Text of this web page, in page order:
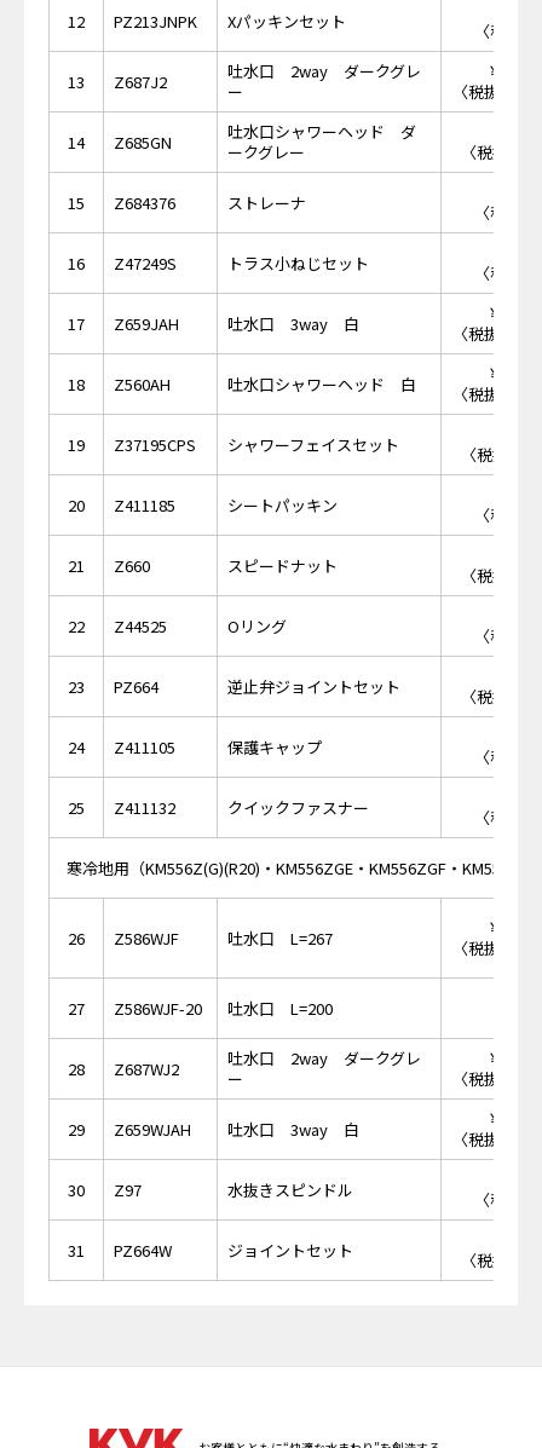
12 PZ213JNPK Xパッキンセット
〈税抜
13 Z687J2
吐水口 2way ダークグレ
ー
￥
〈税抜価格
14 Z685GN
吐水口シャワーヘッド ダ
ークグレー
〈税抜価
15 Z684376 ストレーナ
〈税抜
16 Z47249S トラス小ねじセット
〈税抜
17 Z659JAH 吐水口 3way 白
￥
〈税抜価格
18 Z560AH 吐水口シャワーヘッド 白
￥
〈税抜価格
19 Z37195CPS シャワーフェイスセット
〈税抜価
20 Z411185 シートパッキン
〈税抜
21 Z660 スピードナット
〈税抜価
22 Z44525 Oリング
〈税抜
23 PZ664 逆止弁ジョイントセット
〈税抜価
24 Z411105 保護キャップ
〈税抜
25 Z411132 クイックファスナー
〈税抜
寒冷地用（KM556Z(G)(R20)・KM556ZGE・KM556ZGF・
26 Z586WJF 吐水口 L=267
￥
〈税抜価格
27 Z586WJF-20 吐水口 L=200
28 Z687WJ2
吐水口 2way ダークグレ
ー
￥
〈税抜価格
29 Z659WJAH 吐水口 3way 白
￥
〈税抜価格
30 Z97 水抜きスピンドル
〈税抜
31 PZ664W ジョイントセット
〈税抜価